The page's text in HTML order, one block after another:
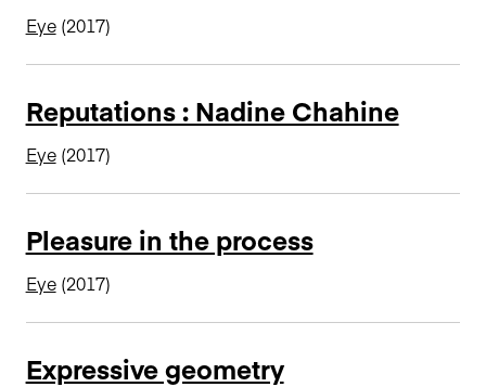
Eye(2017)
Reputations : Nadine Chahine
Eye(2017)
Pleasure in the process
Eye(2017)
Expressive geometry